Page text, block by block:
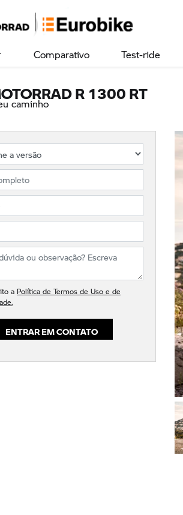
Comparativo Test-ride
R 1300 RT
caminho
a Política de Termos de Uso e de
ENTRAR EM CONTATO